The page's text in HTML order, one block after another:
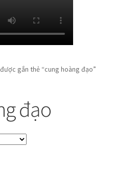
gắn thẻ “cung hoàng đạo”
đạo